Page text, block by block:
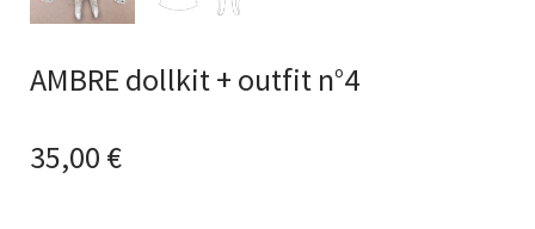
AMBRE dollkit + outfit n°4
35,00 €